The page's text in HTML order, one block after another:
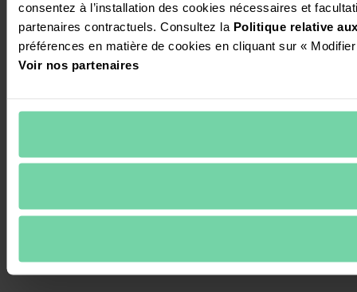
consentez à l’installation des cookies nécessaires et
partenaires contractuels. Consultez la Politique relative
préférences en matière de cookies en cliquant sur «
Voir nos partenaires